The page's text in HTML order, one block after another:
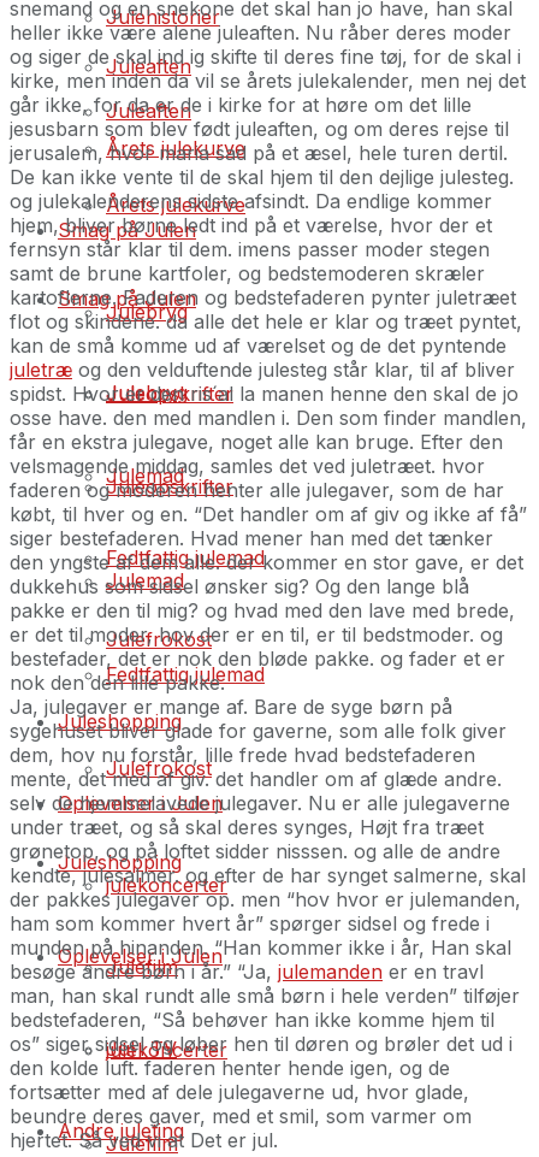
Julehistorier
Juleaften
Årets julekurve
Smag på Julen
Julebryg
Juleopskrifter
Julemad
Fedtfattig julemad
Julefrokost
Juleshopping
Oplevelser i Julen
julekoncerter
Julefilm
Juleaften
Årets julekurve
Smag på Julen
Julebryg
Juleopskrifter
Julemad
Fedtfattig julemad
Julefrokost
Juleshopping
Oplevelser i Julen
julekoncerter
Julefilm
Jul i TV
Andre juleting
snemand og en snekone det skal han jo have, han skal
heller ikke være alene juleaften. Nu råber deres moder
og siger de skal ind ig skifte til deres fine tøj, for de skal i
kirke, men inden da vil se årets julekalender, men nej det
går ikke, for da er de i kirke for at høre om det lille
jesusbarn som blev født juleaften, og om deres rejse til
jerusalem, hvor maria sad på et æsel, hele turen dertil.
De kan ikke vente til de skal hjem til den dejlige julesteg.
og julekalenderens sidste afsindt. Da endlige kommer
hjem, bliver børne ledt ind på et værelse, hvor der et
fernsyn står klar til dem. imens passer moder stegen
samt de brune kartfoler, og bedstemoderen skræler
kartoflerne. Faderen og bedstefaderen pynter juletræet
flot og skindene. da alle det hele er klar og træet pyntet,
kan de små komme ud af værelset og de det pyntende
juletræ og den velduftende julesteg står klar, til af bliver
spidst. Hvor er den ris´al la manen henne den skal de jo
osse have. den med mandlen i. Den som finder mandlen,
får en ekstra julegave, noget alle kan bruge. Efter den
velsmagende middag, samles det ved juletræet. hvor
faderen og moderen henter alle julegaver, som de har
købt, til hver og en. “Det handler om af giv og ikke af få”
siger bestefaderen. Hvad mener han med det tænker
den yngste af dem alle. der kommer en stor gave, er det
dukkehus som sidsel ønsker sig? Og den lange blå
pakke er den til mig? og hvad med den lave med brede,
er det til moder, hov der er en til, er til bedstmoder. og
bestefader, det er nok den bløde pakke. og fader et er
nok den den lille pakke.
Ja, julegaver er mange af. Bare de syge børn på
sygehuset bliver glade for gaverne, som alle folk giver
dem, hov nu forstår, lille frede hvad bedstefaderen
mente, det med af giv. det handler om af glæde andre.
selv de hjemmelavede julegaver. Nu er alle julegaverne
under træet, og så skal deres synges, Højt fra træet
grønetop, og på loftet sidder nisssen. og alle de andre
kendte, julesalmer. og efter de har synget salmerne, skal
der pakkes julegaver op. men “hov hvor er julemanden,
ham som kommer hvert år” spørger sidsel og frede i
munden på hinanden. “Han kommer ikke i år, Han skal
besøge andre børn i år.” “Ja, julemanden er en travl
man, han skal rundt alle små børn i hele verden” tilføjer
bedstefaderen, “Så behøver han ikke komme hjem til
os” siger sidsel og løber hen til døren og brøler det ud i
den kolde luft. faderen henter hende igen, og de
fortsætter med af dele julegaverne ud, hvor glade,
beundre deres gaver, med et smil, som varmer om
hjertet. Så ved vi at Det er jul.